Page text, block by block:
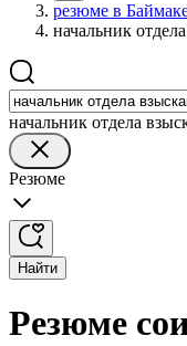
резюме в
начальник
начальник отдела
Резюме
Найти
Резюме